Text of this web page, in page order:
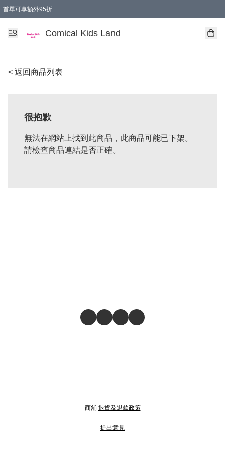
首單可享額外95折
Comical Kids Land
< 返回商品列表
很抱歉
無法在網站上找到此商品，此商品可能已下架。
請檢查商品連結是否正確。
商舖 退貨及退款政策
提出意見